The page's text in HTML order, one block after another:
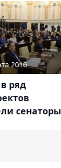
2016
ряд
сенаторы